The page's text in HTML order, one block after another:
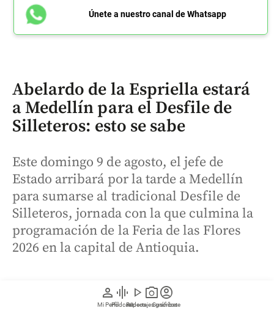
person
Mi Perfil
graphic_eq
Pódcast
play_arrow
Videos
photo_camera
Reportajes gráficos
account_circle
Suscríbete
Únete a nuestro canal de Whatsapp
Abelardo de la Espriella estará
a Medellín para el Desfile de
Silleteros: esto se sabe
Este domingo 9 de agosto, el jefe de
Estado arribará por la tarde a Medellín
para sumarse al tradicional Desfile de
Silleteros, jornada con la que culmina la
programación de la Feria de las Flores
2026 en la capital de Antioquia.